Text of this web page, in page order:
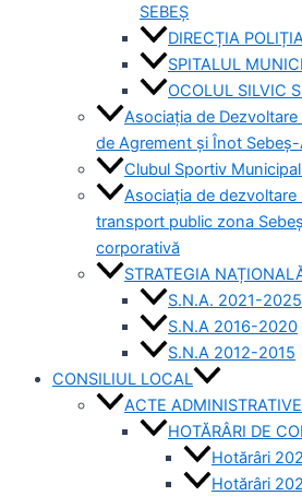
SEBEȘ
DIRECȚIA
SPITALUL
OCOLUL SILVIC
Asociația de
de Agrement și Înot Sebeș-
Clubul Sportiv
Asociația de
transport public zona
corporativă
STRATEGIA
S.N.A. 2021-2025
S.N.A 2016-2020
S.N.A 2012-2015
CONSILIUL LOCAL
ACTE ADMINISTRATIVE
HOTĂRÂRI DE
Hotărâri
Hotărâri